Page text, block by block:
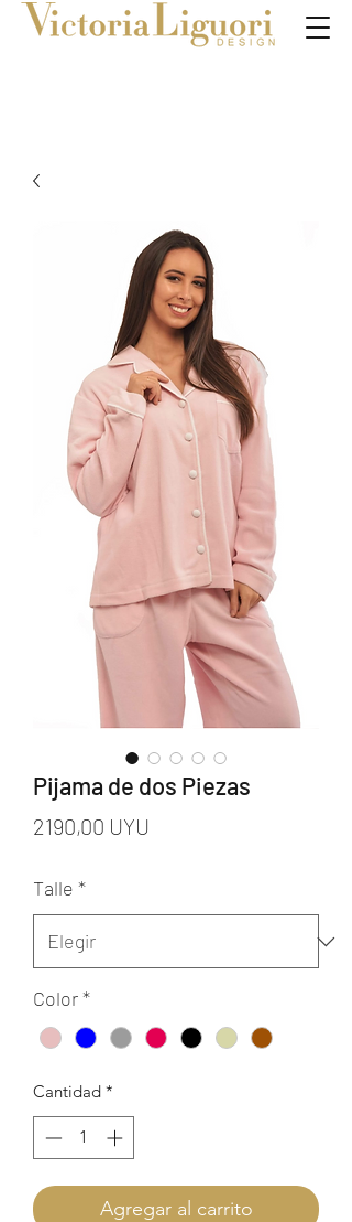
Pijama de dos Piezas
2190,00 UYU
Talle *
Color*
Cantidad *
Agregar al carrito